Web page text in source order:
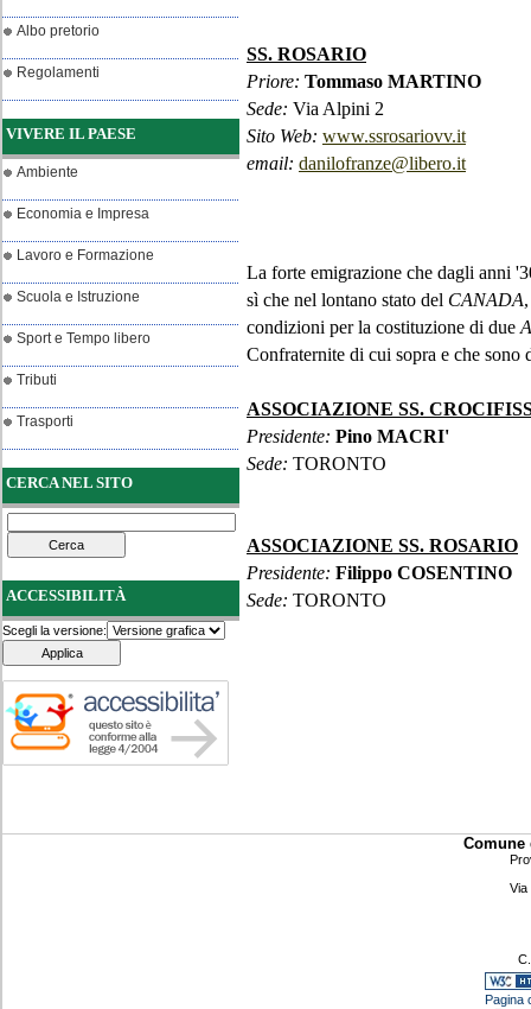
Albo pretorio
Regolamenti
VIVERE IL PAESE
Ambiente
Economia e Impresa
Lavoro e Formazione
Scuola e Istruzione
Sport e Tempo libero
Tributi
Trasporti
CERCA NEL SITO
ACCESSIBILITÀ
Scegli la versione:
SS. ROSARIO
Priore: Tommaso MARTINO
Sede: Via Alpini 2
Sito Web: www.ssrosariovv.it
email: danilofranze@libero.it
La forte emigrazione che dagli anni
sì che nel lontano stato del CANADA
condizioni per la costituzione di due
Confraternite di cui sopra e che sono
ASSOCIAZIONE SS.
Presidente: Pino MACRI'
Sede: TORONTO
ASSOCIAZIONE SS. ROSARIO
Presidente: Filippo COSENTINO
Sede: TORONTO
Comune
Via
Pagina